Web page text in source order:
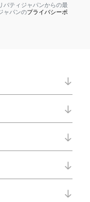
バティジャパンからの最
ャパンのプライバシーポ